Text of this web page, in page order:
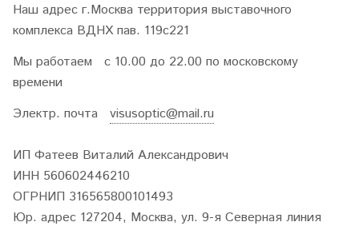
Наш адрес г.Москва территория выставочного
комплекса ВДНХ пав. 119с221
Мы работаем с 10.00 до 22.00 по московскому
времени
Электр. почта
visusoptic@mail.ru
ИП Фатеев Виталий Александрович
ИНН 560602446210
ОГРНИП 316565800101493
Юр. адрес 127204, Москва, ул. 9-я Северная линия